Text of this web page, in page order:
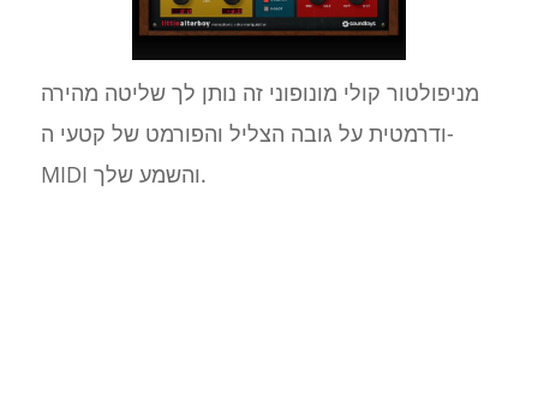
מניפולטור קולי מונופוני זה נותן לך שליטה מהירה
ודרמטית על גובה הצליל והפורמט של קטעי ה-
MIDI והשמע שלך.